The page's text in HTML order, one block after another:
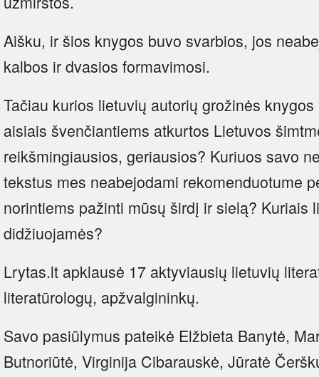
Aišku, ir šios knygos buvo svarbios, jos
kalbos ir dvasios formavimosi.
Tačiau kurios lietuvių autorių grožinės
aisiais švenčiantiems atkurtos Lietuvos
reikšmingiausios, geriausios? Kuriuos savo
tekstus mes neabejodami rekomenduotume
norintiems pažinti mūsų širdį ir sielą? Kuriais
didžiuojamės?
Lrytas.lt apklausė 17 aktyviausių lietuvių
literatūrologų, apžvalgininkų.
Savo pasiūlymus pateikė Elžbieta Banytė,
Butnoriūtė, Virginija Cibarauskė, Jūratė